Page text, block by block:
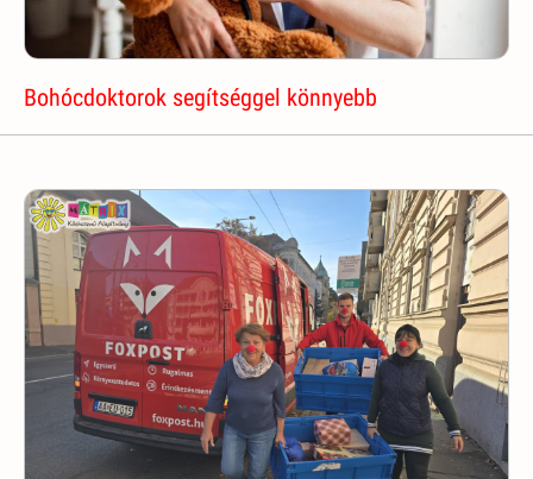
Bohócdoktorok segítséggel könnyebb